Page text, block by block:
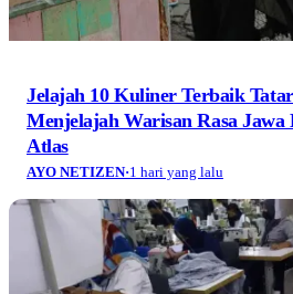
Jelajah 10 Kuliner Terbaik
Menjelajah Warisan Rasa Jawa
Atlas
AYO NETIZEN·1 hari yang lalu